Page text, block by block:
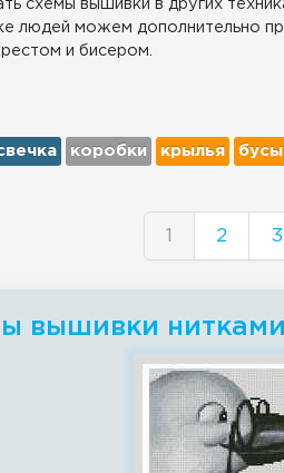
схемы вышивки в других
людей можем дополнительно
и бисером.
коробки крылья бусы
1 2 3
вышивки